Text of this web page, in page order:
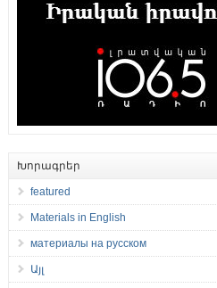
Խորագրեր
featured
Materials in English
материалы на русском
Այլ